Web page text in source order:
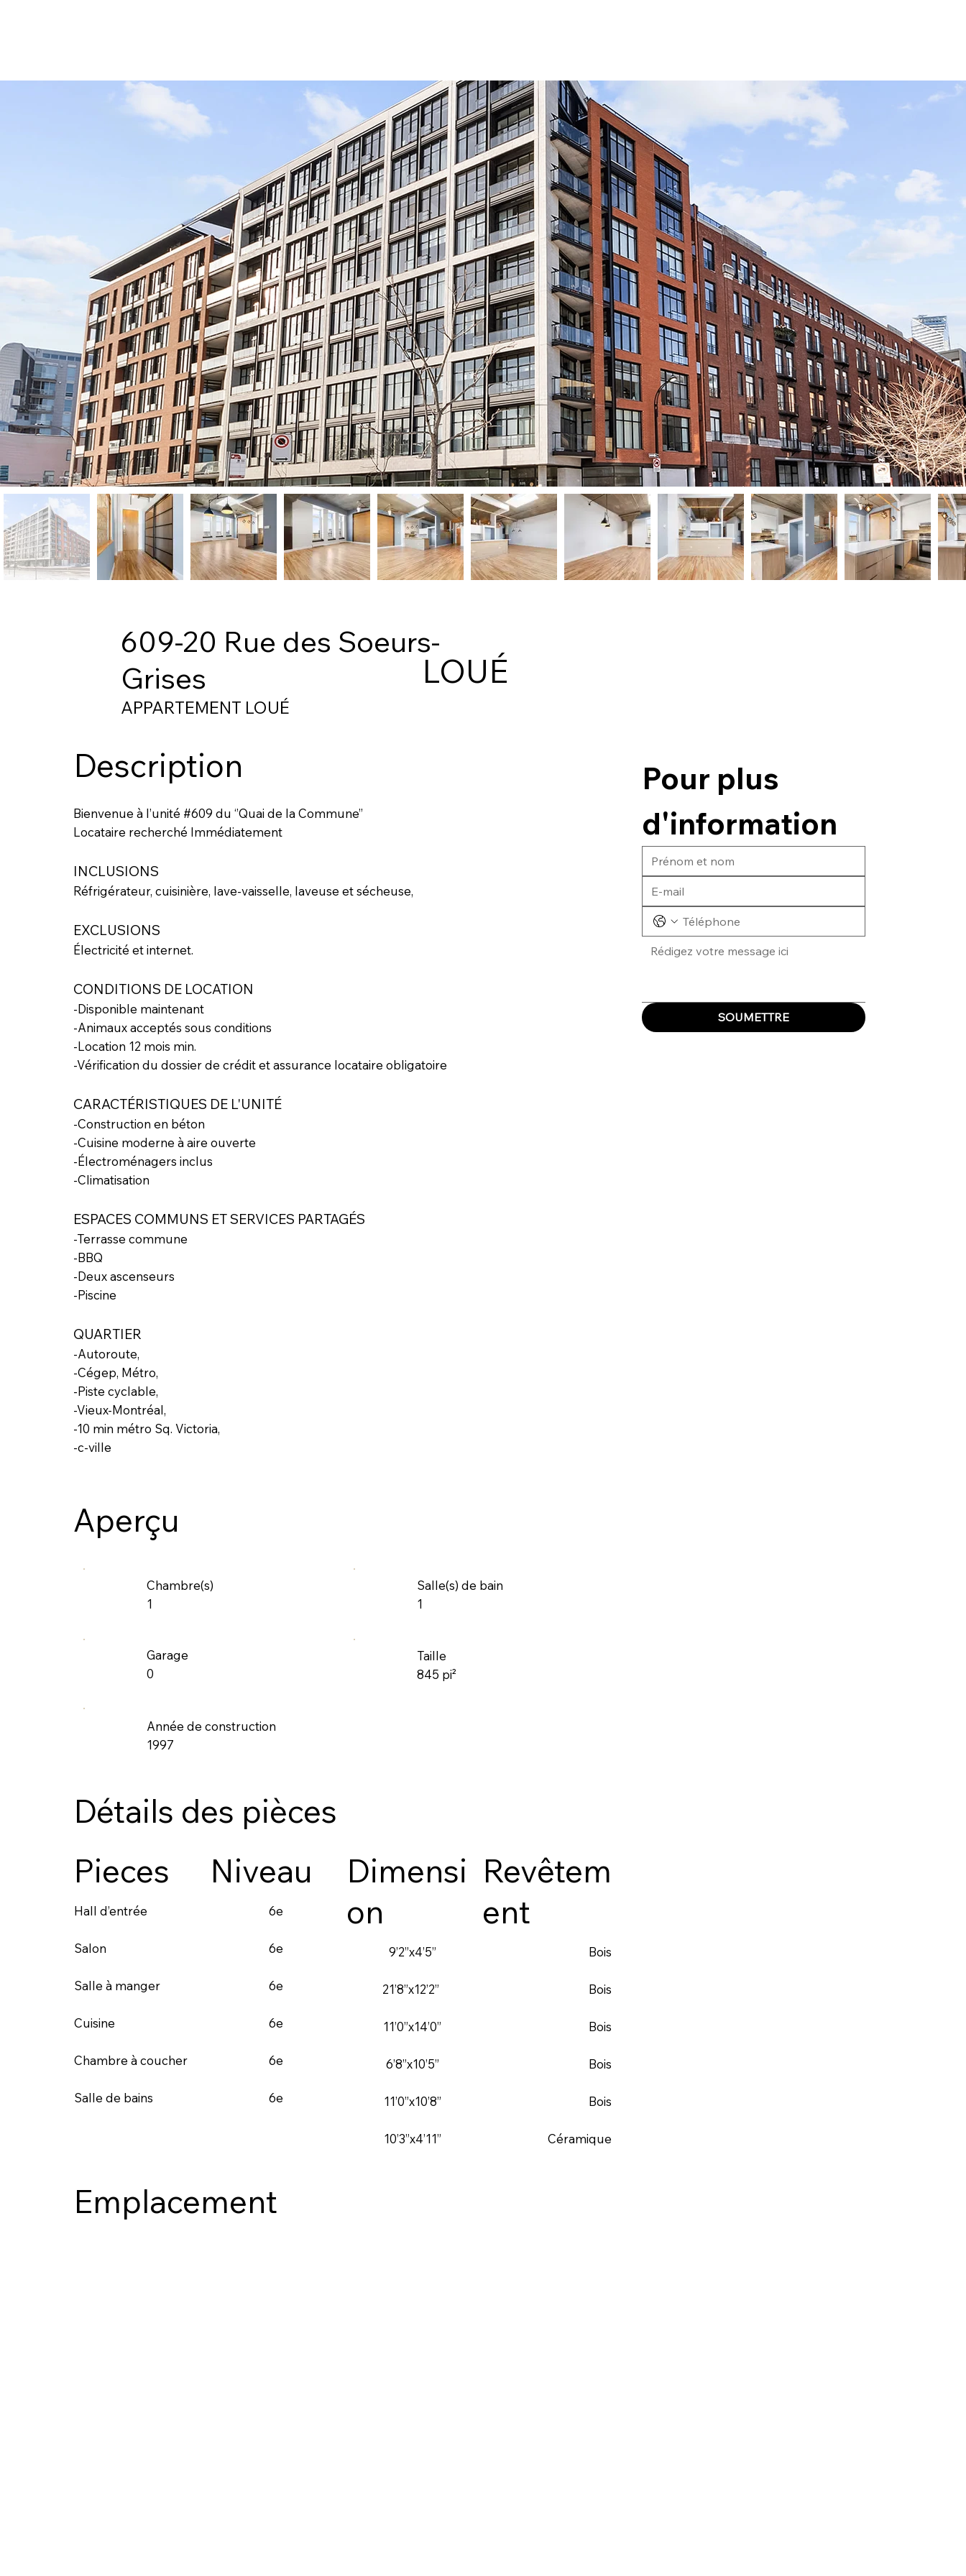
609-20 Rue des Soeurs-
Grises
APPARTEMENT LOUÉ
LOUÉ
Description
Pour plus
d'information
SOUMETTRE
Bienvenue à l’unité #609 du ‘’Quai de la Commune’’
Locataire recherché Immédiatement
INCLUSIONS
Réfrigérateur, cuisinière, lave-vaisselle, laveuse et sécheuse,
EXCLUSIONS
Électricité et internet.
CONDITIONS DE LOCATION
-Disponible maintenant
-Animaux acceptés sous conditions
-Location 12 mois min.
-Vérification du dossier de crédit et assurance locataire obligatoire
CARACTÉRISTIQUES DE L'UNITÉ
-Construction en béton
-Cuisine moderne à aire ouverte
-Électroménagers inclus
-Climatisation
ESPACES COMMUNS ET SERVICES PARTAGÉS
-Terrasse commune
-BBQ
-Deux ascenseurs
-Piscine
QUARTIER
-Autoroute,
-Cégep, Métro,
-Piste cyclable,
-Vieux-Montréal,
-10 min métro Sq. Victoria,
-c-ville
Aperçu
Chambre(s)
1
Salle(s) de bain
1
Garage
0
Année de construction
1997
Taille
845 pi²
Détails des pièces
Pieces
Hall d’entrée
Salon
Salle à manger
Cuisine
Chambre à coucher
Salle de bains
Niveau
6e
6e
6e
6e
6e
6e
Dimensi
on
9’2”x4’5”
21’8”x12’2”
11’0”x14’0”
6’8”x10’5”
11’0”x10’8”
10’3”x4’11”
Revêtem
ent
Bois
Bois
Bois
Bois
Bois
Céramique
Emplacement